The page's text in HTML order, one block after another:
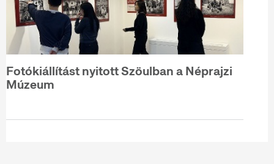
Fotókiállítást nyitott Szöulban a Néprajzi
Múzeum